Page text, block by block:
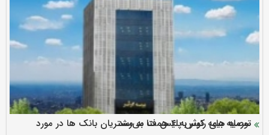
ارزش سهام عدالت بالا رفت
سرمایه بیمه کوثر به ۴ همت می‌رسد
نود ثانیه با فولاد سنگان
تقدیر دبیرکل سندیکای بیمه گران ایران از اقدامات مدیرعامل بیمه
توصیه های رئیس پلیس فتا به مشتریان بانک ها در مورد